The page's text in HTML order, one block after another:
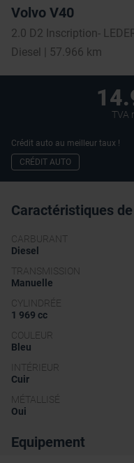
Volvo V40
Diesel | 57.966 km
TVA
Crédit auto au meilleur taux !
CRÉDIT AUTO
Caractéristiques
CARBURANT
Diesel
TRANSMISSION
Manuelle
CYLINDRÉE
1 969 cc
COULEUR
Bleu
INTÉRIEUR
Cuir
MÉTALLISÉ
Oui
Equipement